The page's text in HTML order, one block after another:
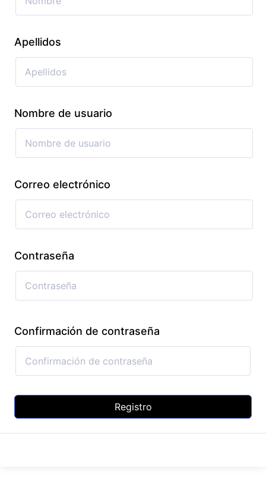
Apellidos
Nombre de usuario
Correo electrónico
Contraseña
Confirmación de contraseña
Registro